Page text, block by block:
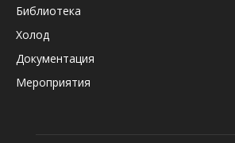
Библиотека
Холод
Документация
Мероприятия